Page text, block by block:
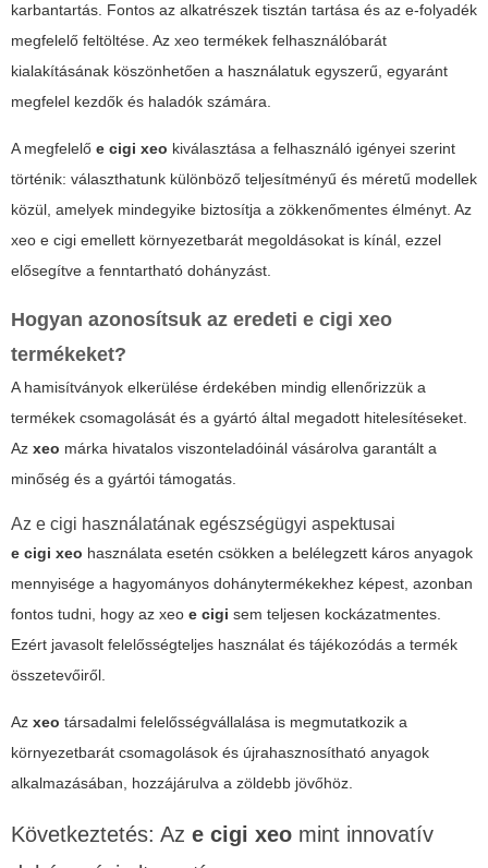
karbantartás. Fontos az alkatrészek tisztán tartása és az e-folyadék
megfelelő feltöltése. Az xeo termékek felhasználóbarát
kialakításának köszönhetően a használatuk egyszerű, egyaránt
megfelel kezdők és haladók számára.
A megfelelő e cigi xeo kiválasztása a felhasználó igényei szerint
történik: választhatunk különböző teljesítményű és méretű modellek
közül, amelyek mindegyike biztosítja a zökkenőmentes élményt. Az
xeo e cigi emellett környezetbarát megoldásokat is kínál, ezzel
elősegítve a fenntartható dohányzást.
Hogyan azonosítsuk az eredeti e cigi xeo
termékeket?
A hamisítványok elkerülése érdekében mindig ellenőrizzük a
termékek csomagolását és a gyártó által megadott hitelesítéseket.
Az xeo márka hivatalos viszonteladóinál vásárolva garantált a
minőség és a gyártói támogatás.
Az e cigi használatának egészségügyi aspektusai
e cigi xeo használata esetén csökken a belélegzett káros anyagok
mennyisége a hagyományos dohánytermékekhez képest, azonban
fontos tudni, hogy az xeo e cigi sem teljesen kockázatmentes.
Ezért javasolt felelősségteljes használat és tájékozódás a termék
összetevőiről.
Az xeo társadalmi felelősségvállalása is megmutatkozik a
környezetbarát csomagolások és újrahasznosítható anyagok
alkalmazásában, hozzájárulva a zöldebb jövőhöz.
Következtetés: Az e cigi xeo mint innovatív